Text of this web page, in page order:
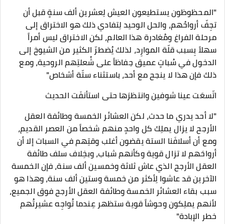
"المحظوظون يستطيعون العيش لِعشرين ألف سنةٍ قبل أن
تجِفّ أرواحُهم، والحل الوحيد لِتفادي ذلك هو الاختراق إلى
مرحلة الفراغ ومُغادرة هذا العالم، لكن الاختراق ليس أمراً
سهلاً بِسبب قلّة الموارِد، لذلك يُضطرّ الكثير من الشيوخ إلى
الدخول في سُباتٍ عميق حِفاظاً على شُعلتِهم الروحية، ومع
ذلك فإن هذا لا ينجح مع أحد، باستثناء ستّة أشخاص"
اتّسعَت عينا شوفين وانتظرَها حتى استأنفَت الحديث
"لا أحد يدري ما حدث، لكن العشائر الخمسة وطائفة العقل
الأرجح لا يزال يملِك كل واحدٍ منهم شخصاً من العصر القديم،
ومع أن أسلافَنا الستة يقضون أغلب وقتِهم في السبات إلا أن
أرواحَهم لا تزال قوية وكأنهم شباب، وبخِلاف سلف طائفة
العقل الأرجح الذي عاش ثلاثة وخمسين ألف سنة، فإن الخمسة
الآخرين قد عاشوا لِأكثر من خمسة وستين ألف سنة، وهذا هو
سبب بقاء العشائر الخمسة وطائفة العقل الأرجح فوق الجميع،
لأنهم يملِكون وحوشاً قوية ستظهر عِندما تُواجِه عشيرتُهم
خطر الإبادة"